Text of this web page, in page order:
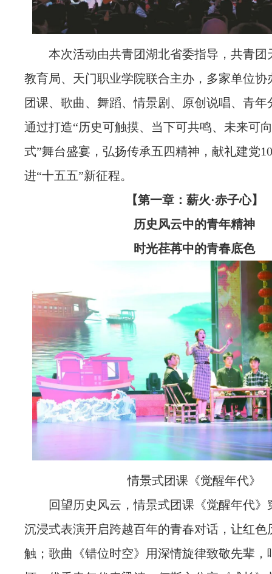
本次活动由共青团湖北省委指导，共青团
教育局、天门职业学院联合主办，多家单位协
团课、歌曲、舞蹈、情景剧、原创说唱、青年
通过打造“历史可触摸、当下可共鸣、未来可
式”舞台盛宴，弘扬传承五四精神，献礼建党
进“十五五”新征程。
【第一章：薪火·赤子心】
历史风云中的青年精神
时光荏苒中的青春底色
情景式团课《觉醒年代》
回望历史风云，情景式团课《觉醒年代》
沉浸式表演开启跨越百年的青春对话，让红色
触；歌曲《错位时空》用深情旋律致敬先辈，